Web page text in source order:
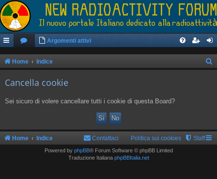
Argomenti attivi
Home Indice
Cancella cookie
Sei sicuro di volere cancellare tutti i cookie di questa Board?
Home Indice Staff
Politica sui cookies
Contattaci
Powered by phpBB® Forum Software © phpBB Limited
Traduzione Italiana phpBBItalia.net